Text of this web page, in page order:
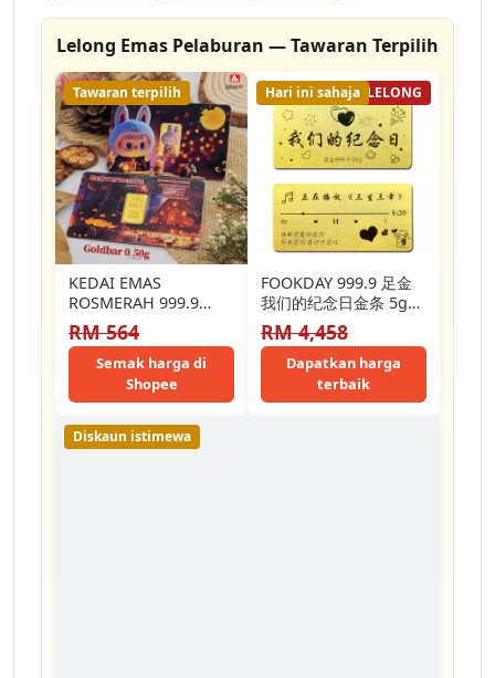
Lelong Emas Pelaburan — Tawaran Terpilih
Tawaran terpilih
KEDAI EMAS
ROSMERAH 999.9
GOLD BAR 0.50G
LABUBU EDITION
RM 564
Semak harga di
Shopee
15% LELONG
Hari ini sahaja
FOOKDAY 999.9 足金
我们的纪念日金条 5g
Gold 999.9
Anniversary Gold Bar
5g 情人节礼物 520…
RM 4,458
Dapatkan harga
terbaik
Diskaun istimewa